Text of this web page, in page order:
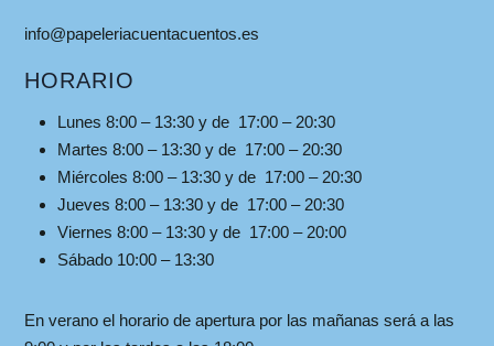
info@papeleriacuentacuentos.es
HORARIO
Lunes 8:00 – 13:30 y de 17:00 – 20:30
Martes 8:00 – 13:30 y de 17:00 – 20:30
Miércoles 8:00 – 13:30 y de 17:00 – 20:30
Jueves 8:00 – 13:30 y de 17:00 – 20:30
Viernes 8:00 – 13:30 y de 17:00 – 20:00
Sábado 10:00 – 13:30
En verano el horario de apertura por las mañanas será a las